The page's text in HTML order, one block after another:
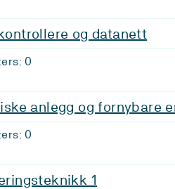
og datanett
0
anlegg og fornybare
0
1